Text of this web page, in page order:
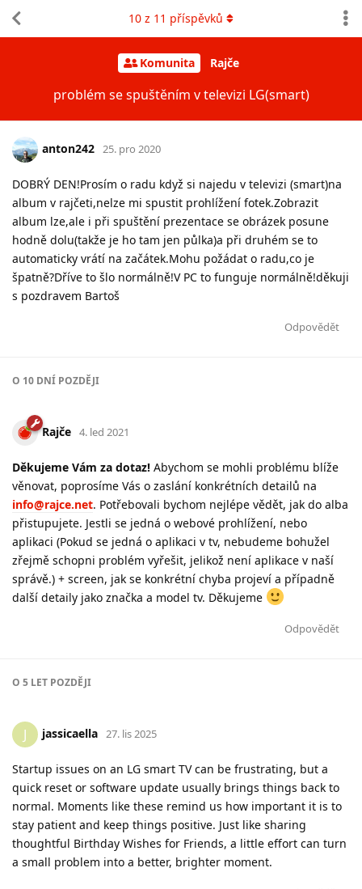
Komunita Rajče
problém se spuštěním v televizi LG(smart)
10 z 11 příspěvků
anton242 25. pro 2020
DOBRÝ DEN!Prosím o radu když si najedu v televizi (smart)na
album v rajčeti,nelze mi spustit prohlížení fotek.Zobrazit
album lze,ale i při spuštění prezentace se obrázek posune
hodně dolu(takže je ho tam jen půlka)a při druhém se to
automaticky vrátí na začátek.Mohu požádat o radu,co je
špatně?Dříve to šlo normálně!V PC to funguje normálně!děkuji
s pozdravem Bartoš
Odpovědět
O 10 DNÍ POZDĚJI
Rajče 4. led 2021
Děkujeme Vám za dotaz! Abychom se mohli problému blíže
věnovat, poprosíme Vás o zaslání konkrétních detailů na
info@rajce.net. Potřebovali bychom nejlépe vědět, jak do alba
přistupujete. Jestli se jedná o webové prohlížení, nebo
aplikaci (Pokud se jedná o aplikaci v tv, nebudeme bohužel
zřejmě schopni problém vyřešit, jelikož není aplikace v naší
správě.) + screen, jak se konkrétní chyba projeví a případně
další detaily jako značka a model tv. Děkujeme
Odpovědět
O 5 LET POZDĚJI
J jassicaella 27. lis 2025
Startup issues on an LG smart TV can be frustrating, but a
quick reset or software update usually brings things back to
normal. Moments like these remind us how important it is to
stay patient and keep things positive. Just like sharing
thoughtful Birthday Wishes for Friends, a little effort can turn
a small problem into a better, brighter moment.